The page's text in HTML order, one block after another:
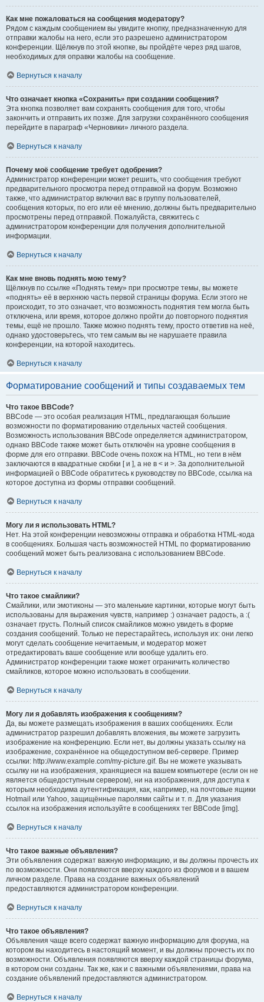
Как мне пожаловаться на сообщения модератору?
Рядом с каждым сообщением вы увидите кнопку, предназначенную для
отправки жалобы на него, если это разрешено администратором
конференции. Щёлкнув по этой кнопке, вы пройдёте через ряд шагов,
необходимых для оправки жалобы на сообщение.
Вернуться к началу
Что означает кнопка «Сохранить» при создании сообщения?
Эта кнопка позволяет вам сохранять сообщения для того, чтобы
закончить и отправить их позже. Для загрузки сохранённого сообщения
перейдите в параграф «Черновики» личного раздела.
Вернуться к началу
Почему моё сообщение требует одобрения?
Администратор конференции может решить, что сообщения требуют
предварительного просмотра перед отправкой на форум. Возможно
также, что администратор включил вас в группу пользователей,
сообщения которых, по его или её мнению, должны быть предварительно
просмотрены перед отправкой. Пожалуйста, свяжитесь с
администратором конференции для получения дополнительной
информации.
Вернуться к началу
Как мне вновь поднять мою тему?
Щёлкнув по ссылке «Поднять тему» при просмотре темы, вы можете
«поднять» её в верхнюю часть первой страницы форума. Если этого не
происходит, то это означает, что возможность поднятия тем могла быть
отключена, или время, которое должно пройти до повторного поднятия
темы, ещё не прошло. Также можно поднять тему, просто ответив на неё,
однако удостоверьтесь, что тем самым вы не нарушаете правила
конференции, на которой находитесь.
Вернуться к началу
Форматирование сообщений и типы создаваемых тем
Что такое BBCode?
BBCode — это особая реализация HTML, предлагающая большие
возможности по форматированию отдельных частей сообщения.
Возможность использования BBCode определяется администратором,
однако BBCode также может быть отключён на уровне сообщения в
форме для его отправки. BBCode очень похож на HTML, но теги в нём
заключаются в квадратные скобки [ и ], а не в < и >. За дополнительной
информацией о BBCode обратитесь к руководству по BBCode, ссылка на
которое доступна из формы отправки сообщений.
Вернуться к началу
Могу ли я использовать HTML?
Нет. На этой конференции невозможны отправка и обработка HTML-кода
в сообщениях. Большая часть возможностей HTML по форматированию
сообщений может быть реализована с использованием BBCode.
Вернуться к началу
Что такое смайлики?
Смайлики, или эмотиконы — это маленькие картинки, которые могут быть
использованы для выражения чувств, например :) означает радость, а :(
означает грусть. Полный список смайликов можно увидеть в форме
создания сообщений. Только не перестарайтесь, используя их: они легко
могут сделать сообщение нечитаемым, и модератор может
отредактировать ваше сообщение или вообще удалить его.
Администратор конференции также может ограничить количество
смайликов, которое можно использовать в сообщении.
Вернуться к началу
Могу ли я добавлять изображения к сообщениям?
Да, вы можете размещать изображения в ваших сообщениях. Если
администратор разрешил добавлять вложения, вы можете загрузить
изображение на конференцию. Если нет, вы должны указать ссылку на
изображение, сохранённое на общедоступном веб-сервере. Пример
ссылки: http://www.example.com/my-picture.gif. Вы не можете указывать
ссылку ни на изображения, хранящиеся на вашем компьютере (если он не
является общедоступным сервером), ни на изображения, для доступа к
которым необходима аутентификация, как, например, на почтовые ящики
Hotmail или Yahoo, защищённые паролями сайты и т. п. Для указания
ссылок на изображения используйте в сообщениях тег BBCode [img].
Вернуться к началу
Что такое важные объявления?
Эти объявления содержат важную информацию, и вы должны прочесть их
по возможности. Они появляются вверху каждого из форумов и в вашем
личном разделе. Права на создание важных объявлений
предоставляются администратором конференции.
Вернуться к началу
Что такое объявления?
Объявления чаще всего содержат важную информацию для форума, на
котором вы находитесь в настоящий момент, и вы должны прочесть их по
возможности. Объявления появляются вверху каждой страницы форума,
в котором они созданы. Так же, как и с важными объявлениями, права на
создание объявлений предоставляются администратором.
Вернуться к началу